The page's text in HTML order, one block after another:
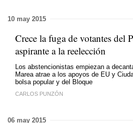
10 may 2015
Crece la fuga de votantes del
aspirante a la reelección
Los abstencionistas empiezan a
Marea atrae a los apoyos de EU y
bolsa popular y del Bloque
CARLOS PUNZÓN
06 may 2015